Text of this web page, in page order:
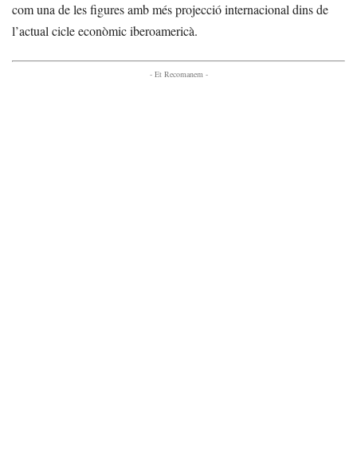
com una de les figures amb més projecció internacional dins de
l’actual cicle econòmic iberoamericà.
- Et Recomanem -